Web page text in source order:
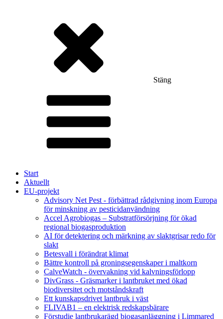
Stäng
Start
Aktuellt
EU-projekt
Advisory Net Pest - förbättrad rådgivning inom Europa
för minskning av pesticidanvändning
Accel Agrobiogas – Substratförsörjning för ökad
regional biogasproduktion
AI för detektering och märkning av slaktgrisar redo för
slakt
Betesvall i förändrat klimat
Bättre kontroll på groningsegenskaper i maltkorn
CalveWatch - övervakning vid kalvningsförlopp
DivGrass - Gräsmarker i lantbruket med ökad
biodiversitet och motståndskraft
Ett kunskapsdrivet lantbruk i väst
FLIVAB1 – en elektrisk redskapsbärare
Förstudie lantbrukarägd biogasanläggning i Limmared